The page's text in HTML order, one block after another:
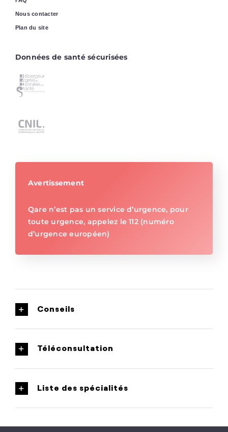
Nous contacter
Plan du site
Données de santé sécurisées
Avertissement
Qare n’est pas un service d’urgence, pour
toute urgence, appelez le 112 (numéro
d’urgence européen)
Conseils
Téléconsultation
Liste des spécialités